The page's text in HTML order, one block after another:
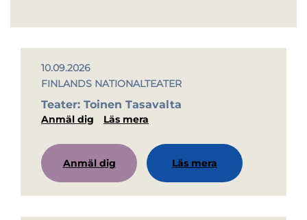
10.09.2026
FINLANDS NATIONALTEATER
Teater: Toinen Tasavalta
Anmäl dig Läs mera
Anmäl dig Läs mera